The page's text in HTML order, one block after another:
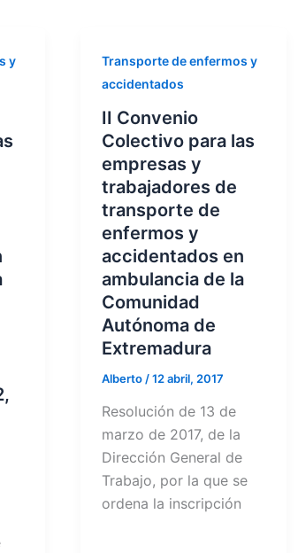
y
Transporte de enfermos y
accidentados
II Convenio
Colectivo para las
empresas y
trabajadores de
transporte de
enfermos y
accidentados en
ambulancia de la
Comunidad
Autónoma de
Extremadura
Alberto /12 abril, 2017
Resolución de 13 de
marzo de 2017, de la
Dirección General de
Trabajo, por la que se
ordena la inscripción